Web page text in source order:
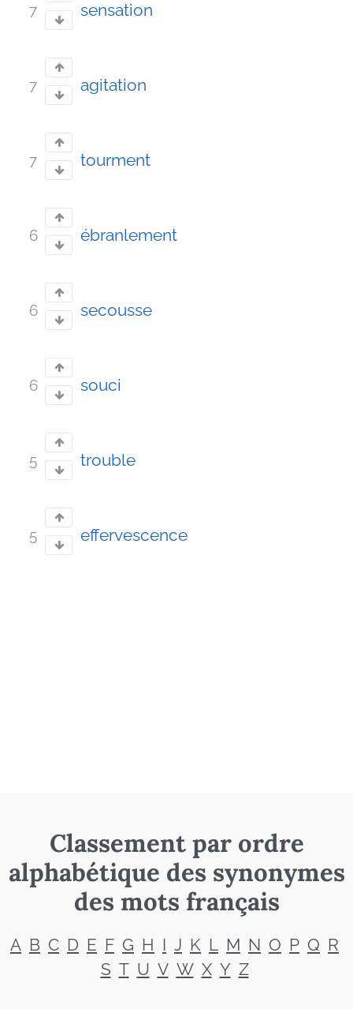
7 sensation
7 agitation
7 tourment
6 ébranlement
6 secousse
6 souci
5 trouble
5 effervescence
Classement par ordre
alphabétique des synonymes
des mots français
A B C D E F G H I J K L M N O P Q R
S T U V W X Y Z